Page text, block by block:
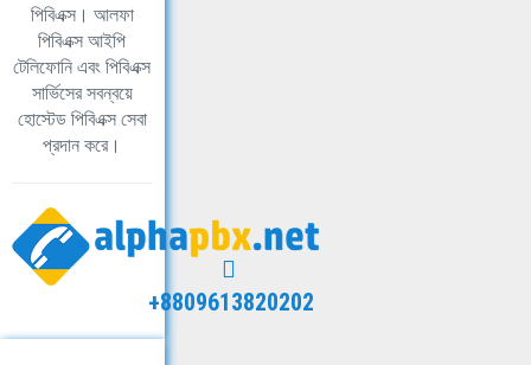
পিবিএক্স। আলফা
পিবিএক্স আইপি
টেলিফোনি এবং পিবিএক্স
সার্ভিসের সবন্বয়ে
হোস্টেড পিবিএক্স সেবা
প্রদান করে।
+8809613820202